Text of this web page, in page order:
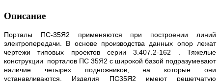
Описание
Порталы ПС-35Я2 применяются при построении линий
электропередачи. В основе производства данных опор лежат
чертежи типовых проектов серии 3.407.2-162 . Тяжелые
конструкции порталов ПС 35Я2 с широкой базой подразумевают
наличие четырех подножников, на которые они
устанавливаются. Изделия ПС35Я2 имеют решетчатую